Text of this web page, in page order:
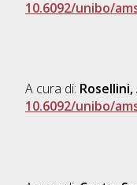
10.6092/unibo/
A cura di: Rosellini,
10.6092/unibo/